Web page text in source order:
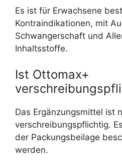
Es ist für Erwachsene
Kontraindikationen, mit
Schwangerschaft und
Inhaltsstoffe.
Ist Ottomax+
Das Ergänzungsmittel ist
verschreibungspflichtig.
der Packungsbeilage
werden.